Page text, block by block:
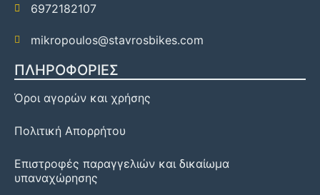
6972182107
mikropoulos@stavrosbikes.com
ΠΛΗΡΟΦΟΡΙΕΣ
Όροι αγορών και χρήσης
Πολιτική Απορρήτου
Επιστροφές παραγγελιών και δικαίωμα
υπαναχώρησης